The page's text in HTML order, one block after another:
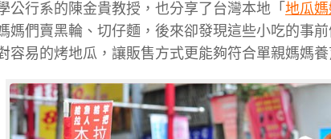
公行系的陳金貴教授，也分享了台灣本地「 地瓜媽
媽們賣黑輪、切仔麵，後來卻發現這些小吃的事
容易的烤地瓜，讓販售方式更能夠符合單親媽媽養